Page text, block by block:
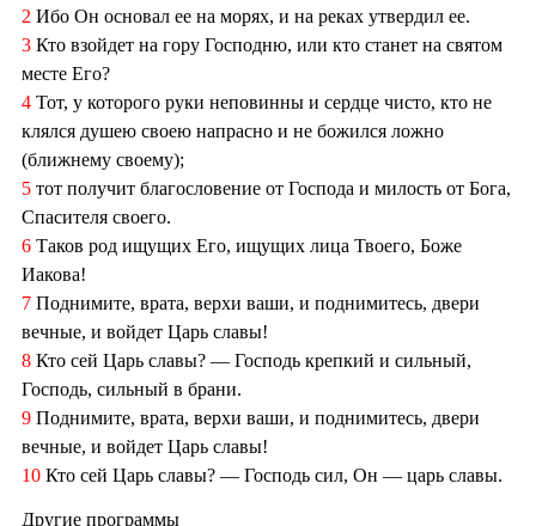
2 Ибо Он основал ее на морях, и на реках утвердил ее.
3 Кто взойдет на гору Господню, или кто станет на святом
месте Его?
4 Тот, у которого руки неповинны и сердце чисто, кто не
клялся душею своею напрасно и не божился ложно
(ближнему своему);
5 тот получит благословение от Господа и милость от Бога,
Спасителя своего.
6 Таков род ищущих Его, ищущих лица Твоего, Боже
Иакова!
7 Поднимите, врата, верхи ваши, и поднимитесь, двери
вечные, и войдет Царь славы!
8 Кто сей Царь славы? — Господь крепкий и сильный,
Господь, сильный в брани.
9 Поднимите, врата, верхи ваши, и поднимитесь, двери
вечные, и войдет Царь славы!
10 Кто сей Царь славы? — Господь сил, Он — царь славы.
Другие программы